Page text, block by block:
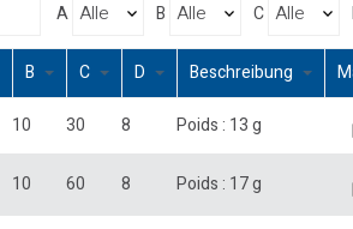
A B C
B C D Beschreibung
10 30 8 Poids : 13 g
10 60 8 Poids : 17 g